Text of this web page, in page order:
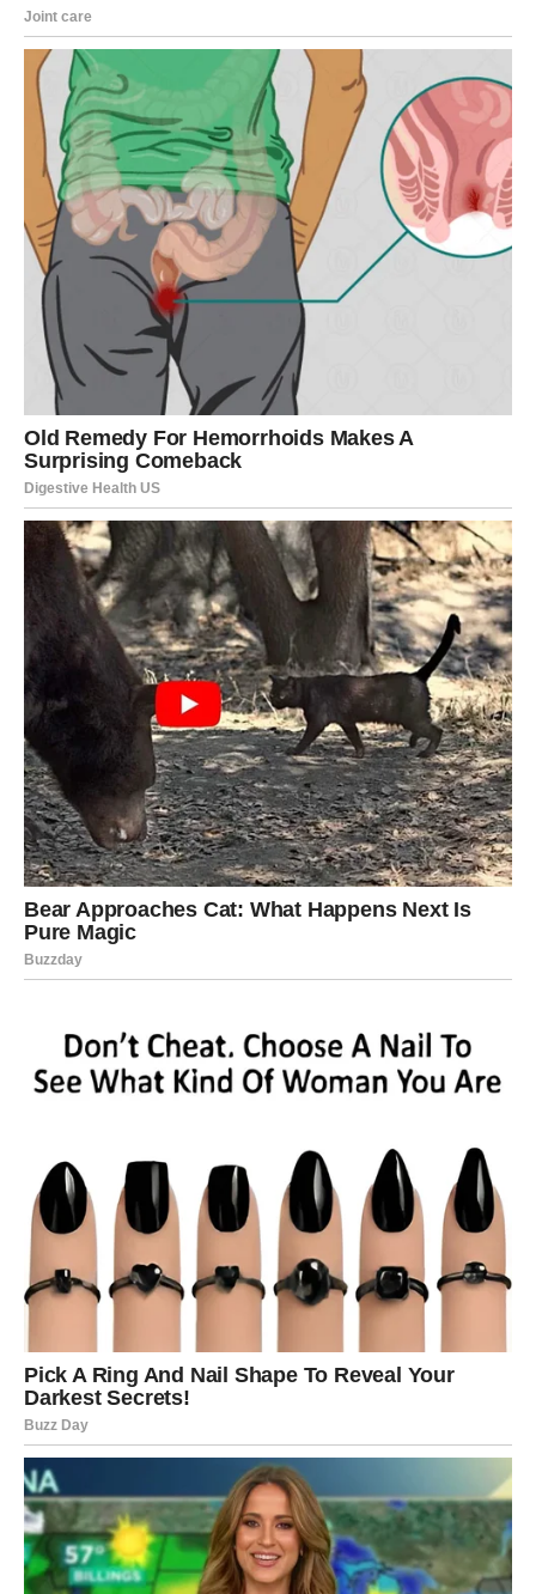
VAGA
Jedan razgovor briše mnoge nedoumice.
Konačno ćete znati na čemu ste s jednom osobom.
Poruka zvijezda
Iskrenost donosi najveću pobjedu.
Sudbina vam otkriva istinu
Pred vama su lijepi trenuci.
ŠKORPIJA
Poslovna ili finansijska vijest mogla bi vas veoma
obradovati.
Ono što dolazi daje vam dodatni motiv za dalje.
Poruka zvijezda
Budite spremni iskoristiti priliku.
Obilje vam dolazi u susret
Pred vama su snažni dani.
Neko vam donosi informaciju koja mijenja način na koji
gledate na budućnost.
Pred vama su dani puni optimizma.
Poruka zvijezda
Ne bojte se novih puteva.
Sudbina vam otvara nova vrata
Pred vama su lijepi trenuci.
JARAC
Trud koji ste ulagali počinje donositi rezultate.